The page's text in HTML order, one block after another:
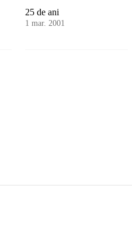
25 de ani
1 mar. 2001